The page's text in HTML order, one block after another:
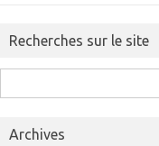
Recherches sur le site
Archives